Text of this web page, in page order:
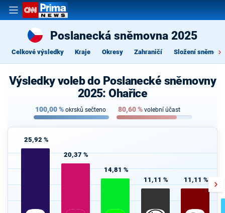
Poslanecká sněmovna 2025
Celkové výsledky Kraje Okresy Zahraničí Složení
Výsledky voleb do Poslanecké sněmovny
2025: Ohařice
100,00% okrsků sečteno 80,60% volební účast
25,92 %
20,37 %
14,81 %
11,11 % 11,11 %